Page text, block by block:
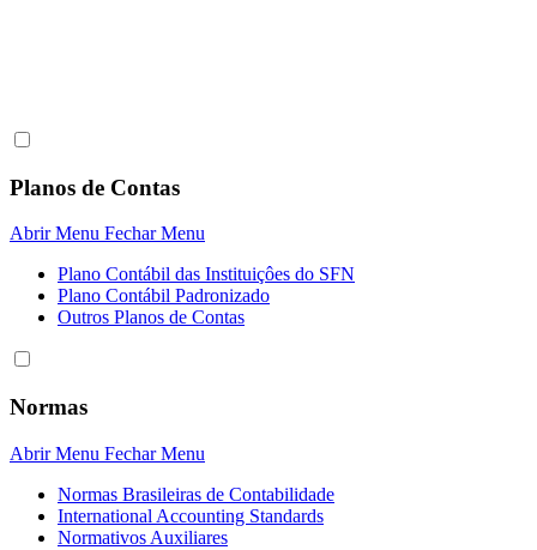
Planos de Contas
Abrir Menu Fechar Menu
Plano Contábil das Instituiçôes do SFN
Plano Contábil Padronizado
Outros Planos de Contas
Normas
Abrir Menu Fechar Menu
Normas Brasileiras de Contabilidade
International Accounting Standards
Normativos Auxiliares